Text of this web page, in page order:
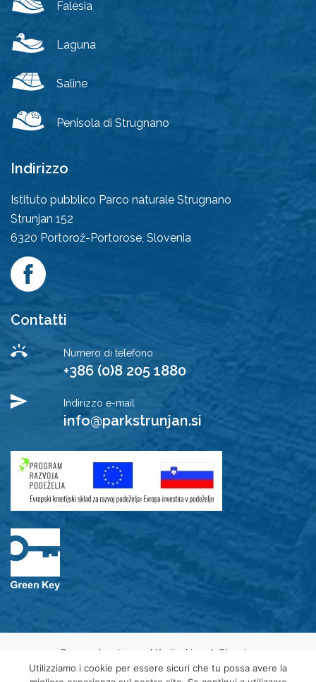
Falesia
Laguna
Saline
Penisola di Strugnano
Indirizzo
Istituto pubblico Parco naturale Strugnano
Strunjan 152
6320 Portorož-Portorose, Slovenia
Contatti
Numero di telefono
+386 (0)8 205 1880
Indirizzo e-mail
info@parkstrunjan.si
© 2021 Javni zavod Krajinski park Strunjan
Privacy Policy
Utilizziamo i cookie per essere sicuri che tu possa avere la